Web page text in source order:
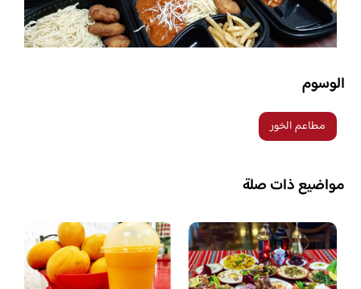
الوسوم
مطاعم الخور
مواضيع ذات صلة